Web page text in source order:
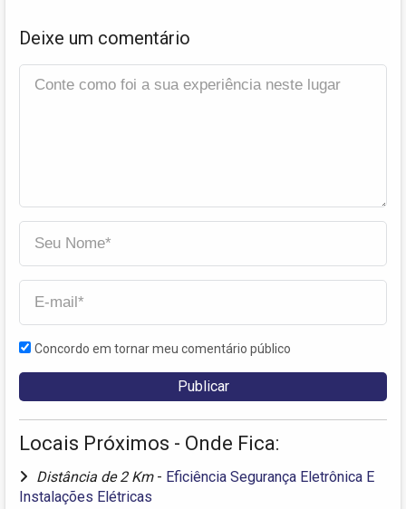
Deixe um comentário
Concordo em tornar meu comentário público
Locais Próximos - Onde Fica:
Distância de 2 Km - Eficiência Segurança Eletrônica E
Instalações Elétricas